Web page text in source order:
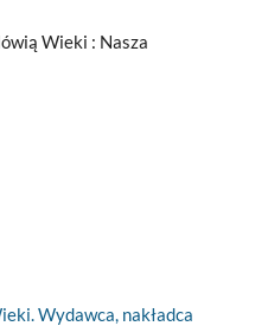
Wieki : Nasza
Wydawca, nakładca